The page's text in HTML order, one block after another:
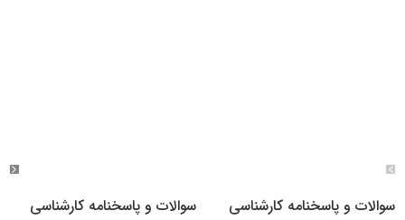
سوالات و پاسخنامه کارشناسی
سوالات و پاسخنامه کارشناسی